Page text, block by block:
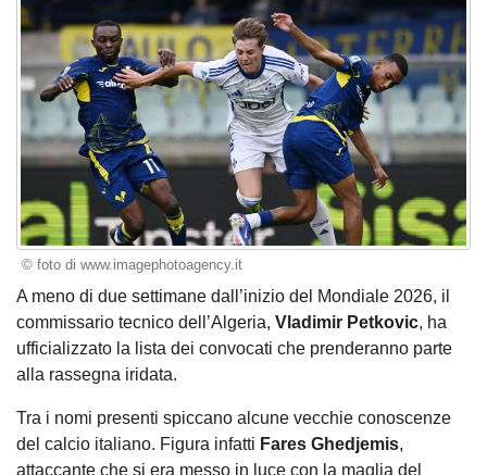
© foto di www.imagephotoagency.it
A meno di due settimane dall’inizio del Mondiale 2026, il
commissario tecnico dell’Algeria, Vladimir Petkovic, ha
ufficializzato la lista dei convocati che prenderanno parte
alla rassegna iridata.
Tra i nomi presenti spiccano alcune vecchie conoscenze
del calcio italiano. Figura infatti Fares Ghedjemis,
attaccante che si era messo in luce con la maglia del